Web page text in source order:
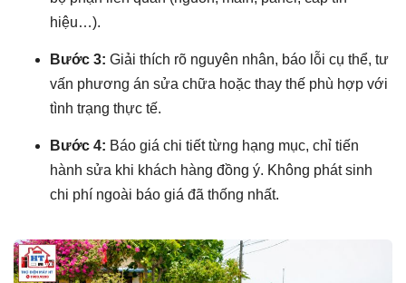
hiệu…).
Bước 3: Giải thích rõ nguyên nhân, báo lỗi cụ thể, tư
vấn phương án sửa chữa hoặc thay thế phù hợp với
tình trạng thực tế.
Bước 4: Báo giá chi tiết từng hạng mục, chỉ tiến
hành sửa khi khách hàng đồng ý. Không phát sinh
chi phí ngoài báo giá đã thống nhất.